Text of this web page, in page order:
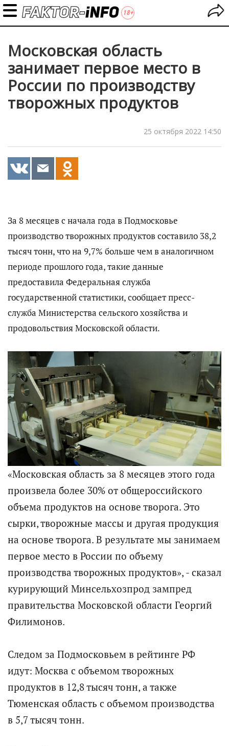
Московская область
занимает первое место в
России по производству
творожных продуктов
25 октября 2022 14:50
За 8 месяцев с начала года в Подмосковье
производство творожных продуктов составило 38,2
тысяч тонн, что на 9,7% больше чем в аналогичном
периоде прошлого года, такие данные
предоставила Федеральная служба
государственной статистики, сообщает пресс-
служба Министерства сельского хозяйства и
продовольствия Московской области.
«Московская область за 8 месяцев этого года
произвела более 30% от общероссийского
объема продуктов на основе творога. Это
сырки, творожные массы и другая продукция
на основе творога. В результате мы занимаем
первое место в России по объему
производства творожных продуктов», - сказал
курирующий Минсельхозпрод зампред
правительства Московской области Георгий
Филимонов.
Следом за Подмосковьем в рейтинге РФ
идут: Москва с объемом творожных
продуктов в 12,8 тысяч тонн, а также
Тюменская область с объемом производства
в 5,7 тысяч тонн.